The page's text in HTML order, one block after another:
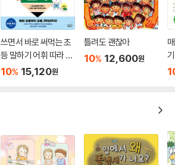
쓰면서 바로 써먹는 초
등 말하기 어휘 따라 쓰
기
10% 15,120원
틀려도 괜찮아
10% 12,600원